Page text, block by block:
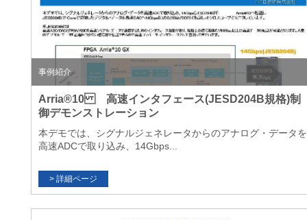
事例紹介
Arria®10 高速インタフェース(JESD204B規格)制
御デモンストレーション
本デモでは、シグナルジェネレータからのアナログ・データを
高速ADCで取り込み、14Gbps...